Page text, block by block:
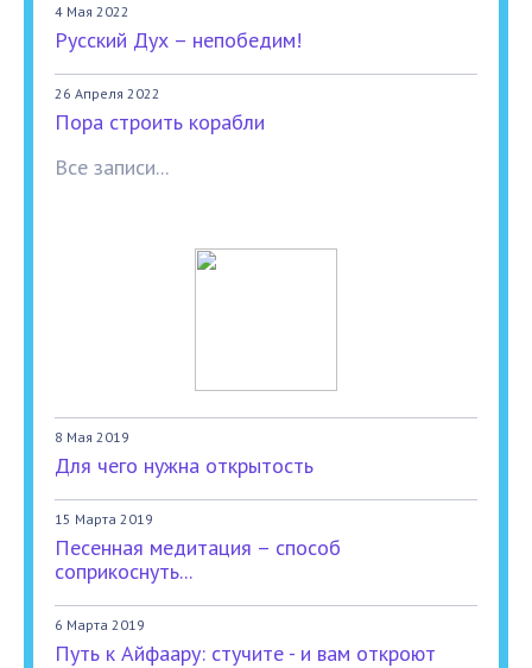
4 Мая 2022
Русский Дух – непобедим!
26 Апреля 2022
Пора строить корабли
Все записи...
8 Мая 2019
Для чего нужна открытость
15 Марта 2019
Песенная медитация – способ
соприкоснуть...
6 Марта 2019
Путь к Айфаару: стучите - и вам откроют